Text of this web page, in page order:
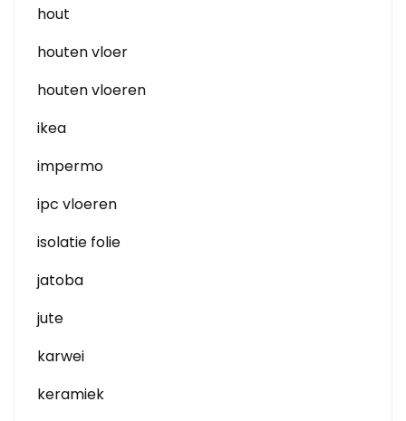
hout
houten vloer
houten vloeren
ikea
impermo
ipc vloeren
isolatie folie
jatoba
jute
karwei
keramiek